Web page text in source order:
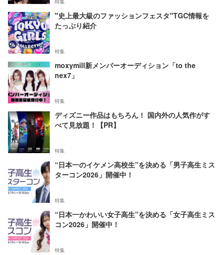
特集
"史上最大級のファッションフェスタ"TGC情報を
たっぷり紹介
特集
moxymill新メンバーオーディション「to the
nex7」
特集
ディズニー作品はもちろん！ 国内外の人気作がす
べて見放題！【PR】
特集
“日本一のイケメン高校生”を決める「男子高生ミス
ターコン2026」開催中！
特集
“日本一かわいい女子高生”を決める「女子高生ミス
コン2026」開催中！
特集